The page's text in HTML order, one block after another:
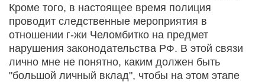
Кроме того, в настоящее время полиция
проводит следственные мероприятия в
отношении г-жи Челомбитко на предмет
нарушения законодательства РФ. В этой связи
лично мне не понятно, каким должен быть
"большой личный вклад", чтобы на этом этапе